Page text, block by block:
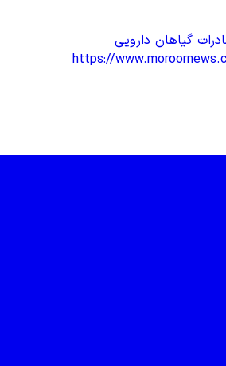
گیاهان دارویی
https://